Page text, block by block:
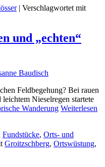
| Verschlagwortet mit
und „echten“
Baudisch
Feldbegehung? Bei rauen
Nieselregen startete
Wanderung Weiterlesen
Fundstücke, Orts- und
Groitzschberg, Ortswüstung,